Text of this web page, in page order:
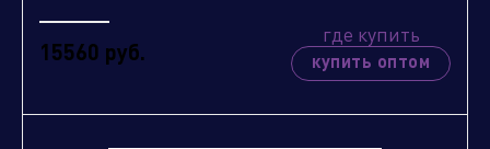
15560 руб.
где купить
купить оптом